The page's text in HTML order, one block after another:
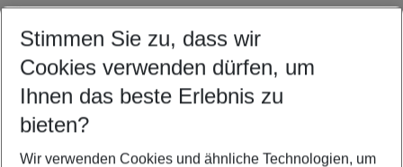
Ändern Sie Ihre Kriterien nach Ihren Wünschen
Abflughafen wählen
Beliebiger Abflughafen
Reisezeitraum wählen
09.08.26– 07.08.27 5-8 Nächte
2 Erwachsene Keine Kinder
Stimmen Sie zu, dass wir
Cookies verwenden dürfen, um
Ihnen das beste Erlebnis zu
bieten?
Wir verwenden Cookies und ähnliche Technologien, um